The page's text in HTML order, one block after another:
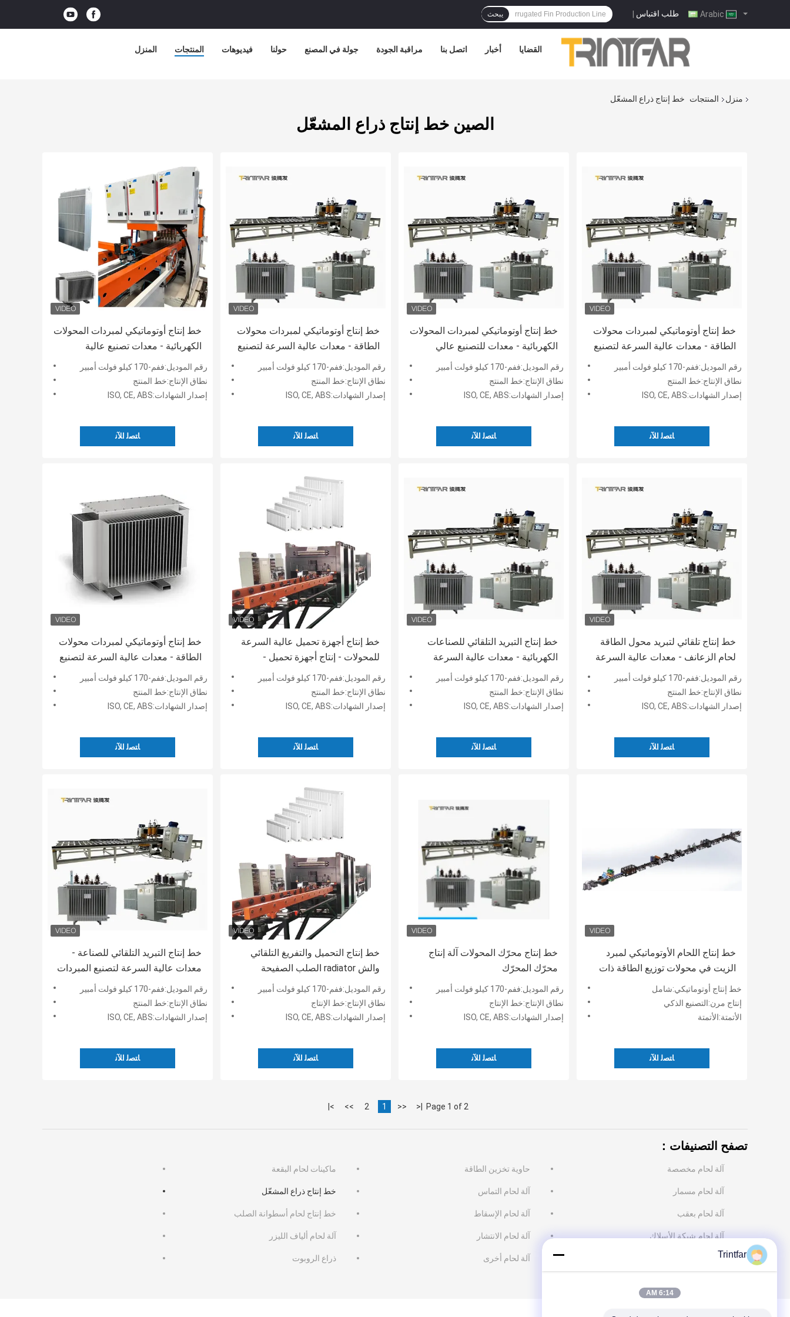
طلب اقتباس | يبحث
المنزل المنتجات فيديوهات حولنا جولة في المصنع مراقبة الجودة اتصل بنا أخبار القضايا
منزل المنتجات خط إنتاج ذراع المشعّل
الصين خط إنتاج ذراع المشعّل
خط إنتاج أوتوماتيكي لمبردات المحولات
الكهربائية - معدات تصنيع عالية
السرعة للمبردات - خط إنتاج المبردات
اللوحية
رقم الموديل:ففم-170 كيلو فولت أمبير
نطاق الإنتاج:خط المنتج
إصدار الشهادات:ISO, CE, ABS
ﺎﺘﺼﻟ ﺍﻶﻧ
خط إنتاج أوتوماتيكي لمبردات محولات
الطاقة - معدات عالية السرعة لتصنيع
المبردات
رقم الموديل:ففم-170 كيلو فولت أمبير
نطاق الإنتاج:خط المنتج
إصدار الشهادات:ISO, CE, ABS
ﺎﺘﺼﻟ ﺍﻶﻧ
خط إنتاج أوتوماتيكي لمبردات المحولات
الكهربائية - معدات للتصنيع عالي
السرعة للمبردات - خط إنتاج المبردات
من النوع اللوحي
رقم الموديل:ففم-170 كيلو فولت أمبير
نطاق الإنتاج:خط المنتج
إصدار الشهادات:ISO, CE, ABS
ﺎﺘﺼﻟ ﺍﻶﻧ
خط إنتاج أوتوماتيكي لمبردات محولات
الطاقة - معدات عالية السرعة لتصنيع
المبردات - خط إنتاج المبردات من نوع
اللوحة
رقم الموديل:ففم-170 كيلو فولت أمبير
نطاق الإنتاج:خط المنتج
إصدار الشهادات:ISO, CE, ABS
ﺎﺘﺼﻟ ﺍﻶﻧ
خط إنتاج أوتوماتيكي لمبردات محولات
الطاقة - معدات عالية السرعة لتصنيع
المبردات
رقم الموديل:ففم-170 كيلو فولت أمبير
نطاق الإنتاج:خط المنتج
إصدار الشهادات:ISO, CE, ABS
ﺎﺘﺼﻟ ﺍﻶﻧ
خط إنتاج أجهزة تحميل عالية السرعة
للمحولات - إنتاج أجهزة تحميل -
المبيعات المباشرة للمصنع
رقم الموديل:ففم-170 كيلو فولت أمبير
نطاق الإنتاج:خط المنتج
إصدار الشهادات:ISO, CE, ABS
ﺎﺘﺼﻟ ﺍﻶﻧ
خط إنتاج التبريد التلقائي للصناعات
الكهربائية - معدات عالية السرعة
لتصنيع المبردات - خط إنتاج التبريد من
نوع الصفائح
رقم الموديل:ففم-170 كيلو فولت أمبير
نطاق الإنتاج:خط المنتج
إصدار الشهادات:ISO, CE, ABS
ﺎﺘﺼﻟ ﺍﻶﻧ
خط إنتاج تلقائي لتبريد محول الطاقة
لحام الزعانف - معدات عالية السرعة
لتصنيع المبردات - خط إنتاج تبريد
الصفائح
رقم الموديل:ففم-170 كيلو فولت أمبير
نطاق الإنتاج:خط المنتج
إصدار الشهادات:ISO, CE, ABS
ﺎﺘﺼﻟ ﺍﻶﻧ
خط إنتاج التبريد التلقائي للصناعة -
معدات عالية السرعة لتصنيع المبردات
- خط إنتاج التبريد للصفائح
رقم الموديل:ففم-170 كيلو فولت أمبير
نطاق الإنتاج:خط المنتج
إصدار الشهادات:ISO, CE, ABS
ﺎﺘﺼﻟ ﺍﻶﻧ
خط إنتاج التحميل والتفريغ التلقائي
والش radiator الصلب الصفيحة
التلقائي بالكامل والباردة
رقم الموديل:ففم-170 كيلو فولت أمبير
نطاق الإنتاج:خط الإنتاج
إصدار الشهادات:ISO, CE, ABS
ﺎﺘﺼﻟ ﺍﻶﻧ
خط إنتاج محرّك المحولات آلة إنتاج
محرّك المحرّك
رقم الموديل:ففم-170 كيلو فولت أمبير
نطاق الإنتاج:خط الإنتاج
إصدار الشهادات:ISO, CE, ABS
ﺎﺘﺼﻟ ﺍﻶﻧ
خط إنتاج اللحام الأوتوماتيكي لمبرد
الزيت في محولات توزيع الطاقة ذات
الجدران المضلعة المبردة
خط إنتاج أوتوماتيكي:شامل
إنتاج مرن:التصنيع الذكي
الأتمتة:الأتمتة
ﺎﺘﺼﻟ ﺍﻶﻧ
Page 1 of 2
|<
<<
1
2
>>
>|
تصفح التصنيفات：
ماكينات لحام البقعة حاوية تخزين الطاقة آلة لحام مخصصة
خط إنتاج ذراع المشعّل آلة لحام التماس آلة لحام مسمار
خط إنتاج لحام أسطوانة الصلب آلة لحام الإسقاط آلة لحام بعقب
آلة لحام ألياف الليزر آلة لحام الانتشار آلة لحام شبكة الأسلاك
ذراع الروبوت آلة لحام أخرى Trintfar
6:14 AM